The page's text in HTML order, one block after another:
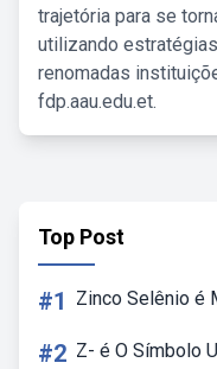
trajetória para se
utilizando
renomadas
fdp.aau.edu.et.
Top Post
#1 Zinco Selênio é
#2 Z- é O Símbolo